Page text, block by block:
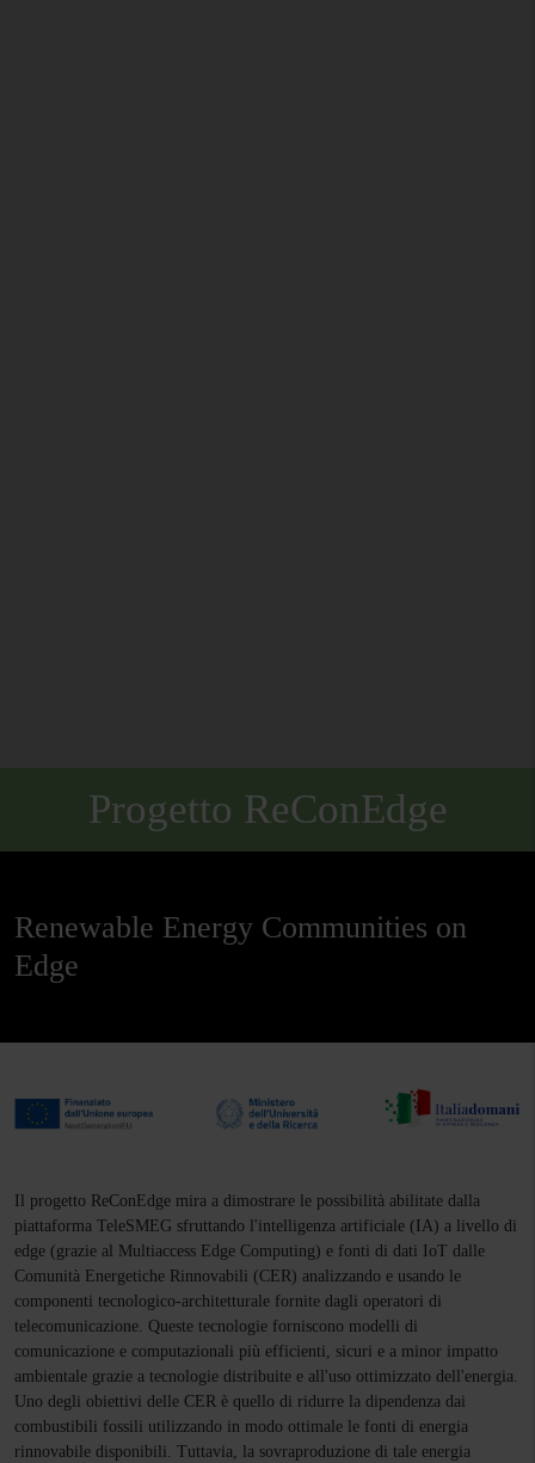
Progetto ReConEdge
Renewable Energy Communities on
Edge
Il progetto ReConEdge mira a dimostrare le possibilità abilitate dalla
piattaforma TeleSMEG sfruttando l'intelligenza artificiale (IA) a livello di
edge (grazie al Multiaccess Edge Computing) e fonti di dati IoT dalle
Comunità Energetiche Rinnovabili (CER) analizzando e usando le
componenti tecnologico-architetturale fornite dagli operatori di
telecomunicazione. Queste tecnologie forniscono modelli di
comunicazione e computazionali più efficienti, sicuri e a minor impatto
ambientale grazie a tecnologie distribuite e all'uso ottimizzato dell'energia.
Uno degli obiettivi delle CER è quello di ridurre la dipendenza dai
combustibili fossili utilizzando in modo ottimale le fonti di energia
rinnovabile disponibili. Tuttavia, la sovraproduzione di tale energia